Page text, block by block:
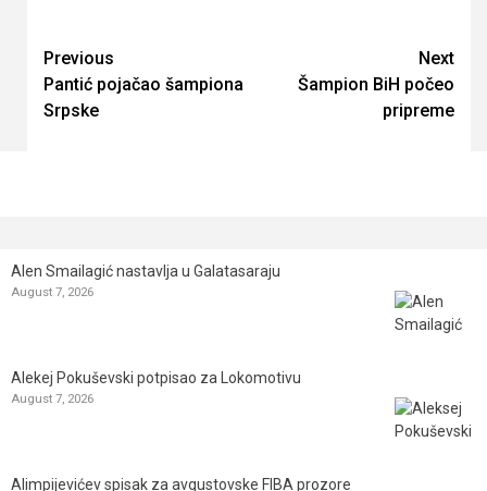
Continue
Reading
Previous
Pantić pojačao šampiona
Srpske
Next
Šampion BiH počeo
pripreme
Alen Smailagić nastavlja u Galatasaraju
August 7, 2026
Alekej Pokuševski potpisao za Lokomotivu
August 7, 2026
Alimpijevićev spisak za avgustovske FIBA prozore